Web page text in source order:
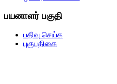
பயனாளர் பகுதி
பதிவு செய்க
புகுபதிகை